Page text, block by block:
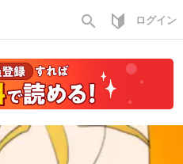
search ログイン